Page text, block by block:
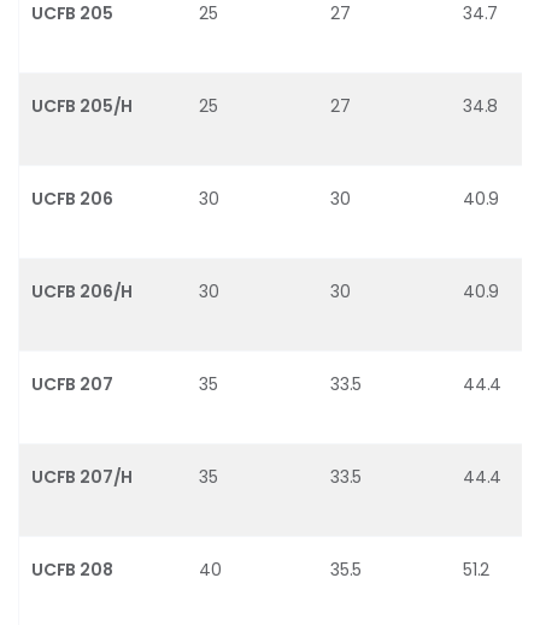
UCFB 205 25 27 34.7
UCFB 205/H 25 27 34.8
UCFB 206 30 30 40.9
UCFB 206/H 30 30 40.9
UCFB 207 35 33.5 44.4
UCFB 207/H 35 33.5 44.4
UCFB 208 40 35.5 51.2